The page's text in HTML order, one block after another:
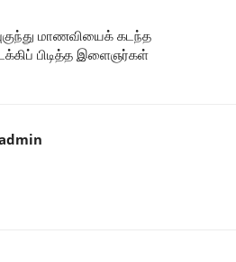
மாணவியைக் கடந்த
பிடித்த இளைஞர்கள்